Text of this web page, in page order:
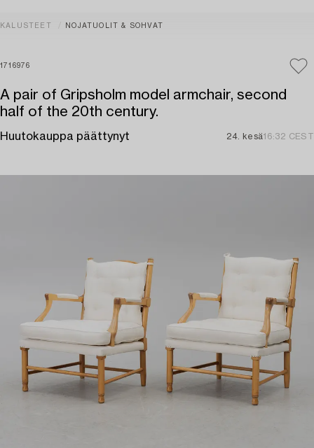
KALUSTEET NOJATUOLIT & SOHVAT
1716976
A pair of Gripsholm model armchair, second
half of the 20th century.
Huutokauppa päättynyt 24. kesä16:32 CEST